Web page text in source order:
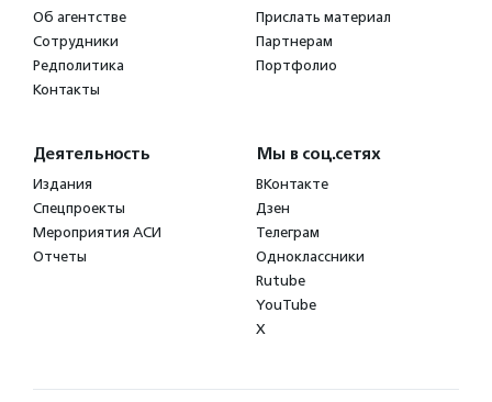
Об агентстве
Сотрудники
Редполитика
Контакты
Прислать материал
Партнерам
Портфолио
Деятельность
Издания
Спецпроекты
Мероприятия АСИ
Отчеты
Мы в соц.сетях
ВКонтакте
Дзен
Телеграм
Одноклассники
Rutube
YouTube
X